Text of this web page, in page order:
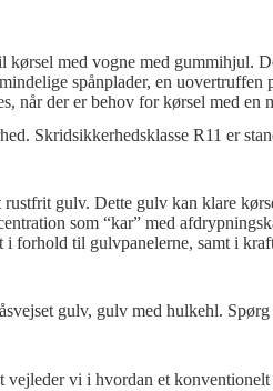
med vogne med gummihjul.
spånplader, en
når der er behov for kørsel med en
Skridsikkerhedsklasse R11 er
gulv. Dette gulv kan klare
som “kar” med
forhold til gulvpanelerne, samt i
gulv, gulv med hulkehl.
vi i hvordan et